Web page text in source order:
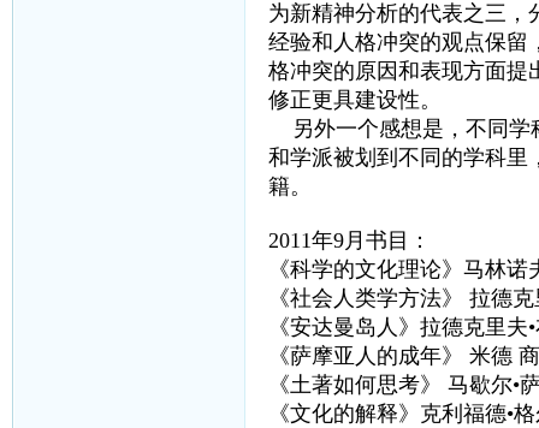
为新精神分析的代表之三，
经验和人格冲突的观点保留
格冲突的原因和表现方面提
修正更具建设性。
另外一个感想是，不同学
和学派被划到不同的学科里
籍。
2011年9月书目：
《科学的文化理论》马林
《社会人类学方法》 拉德
《安达曼岛人》拉德克里
《萨摩亚人的成年》 米德
《土著如何思考》 马歇尔•
《文化的解释》克利福德•